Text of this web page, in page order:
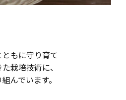
もに守り育て
栽培技術に、
んでいます。